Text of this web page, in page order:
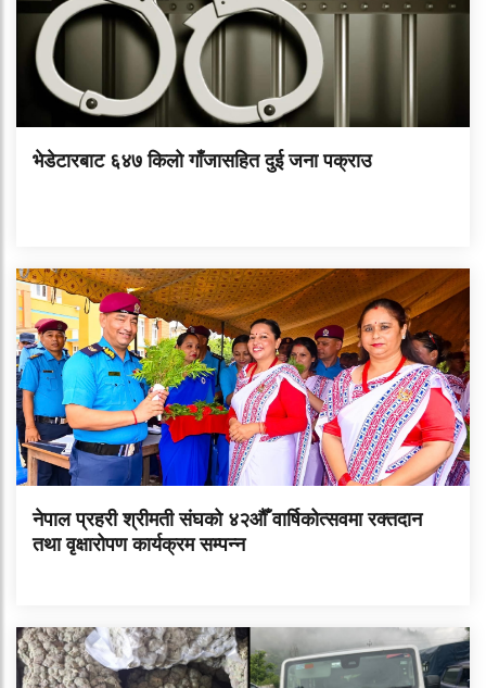
भेडेटारबाट ६४७ किलो गाँजासहित दुई जना पक्राउ
नेपाल प्रहरी श्रीमती संघको ४२औँ वार्षिकोत्सवमा रक्तदान
तथा वृक्षारोपण कार्यक्रम सम्पन्न